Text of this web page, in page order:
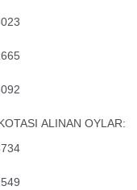
ALINAN OYLAR: